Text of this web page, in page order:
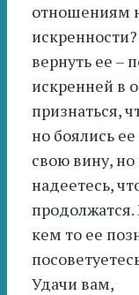
отношениям
вернуть ее –
искренней в
признаться,
но боялись
свою вину, но
надеетесь,
продолжатся.
кем то ее
Удачи вам,